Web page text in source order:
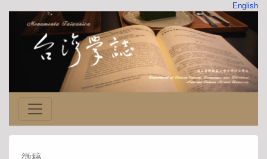
English